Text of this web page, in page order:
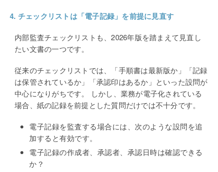
4. チェックリストは「電子記録」を前提に見直す
内部監査チェックリストも、2026年版を踏まえて見直し
たい文書の一つです。
従来のチェックリストでは、「手順書は最新版か」「記録
は保管されているか」「承認印はあるか」といった設問が
中心になりがちです。 しかし、業務が電子化されている
場合、紙の記録を前提とした質問だけでは不十分です。
電子記録を監査する場合には、次のような設問を追
加すると有効です。
電子記録の作成者、承認者、承認日時は確認できる
か？